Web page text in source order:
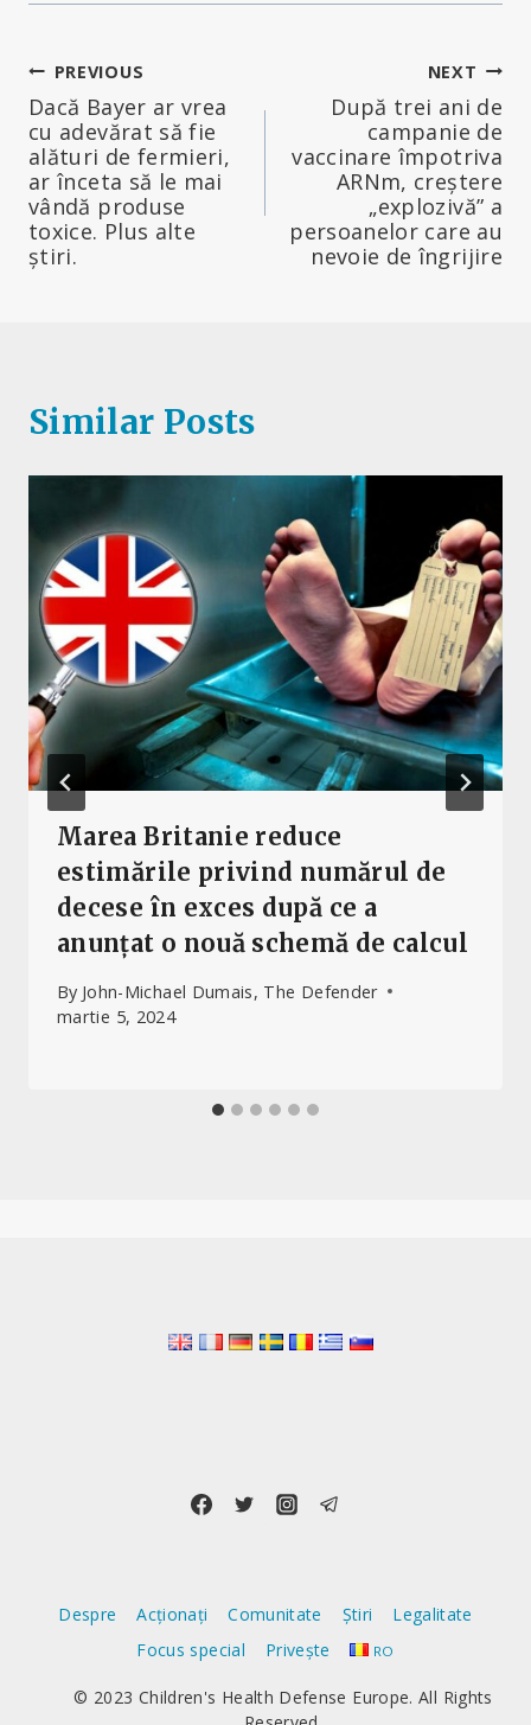
Navigare
în
articole
PREVIOUS
Dacă Bayer ar vrea
cu adevărat să fie
alături de fermieri,
ar înceta să le mai
vândă produse
toxice. Plus alte
știri.
NEXT
După trei ani de
campanie de
vaccinare împotriva
ARNm, creștere
„explozivă” a
persoanelor care au
nevoie de îngrijire
Similar Posts
Marea Britanie reduce
estimările privind numărul de
decese în exces după ce a
anunțat o nouă schemă de calcul
By John-Michael Dumais, The Defender
martie 5, 2024
Despre Acționați Comunitate Știri
Legalitate
Focus special
Privește RO
© 2023 Children's Health Defense Europe. All Rights